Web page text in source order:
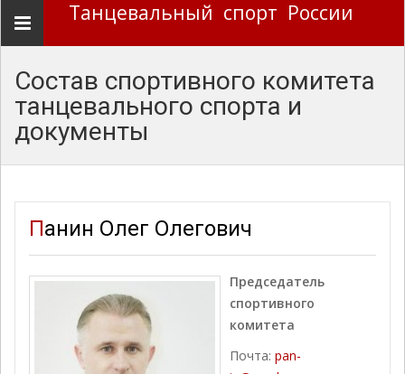
НавигацияТанцевальный спорт России
Состав спортивного комитета
танцевального спорта и
документы
Панин Олег Олегович
Председатель
спортивного
комитета
Почта: pan-